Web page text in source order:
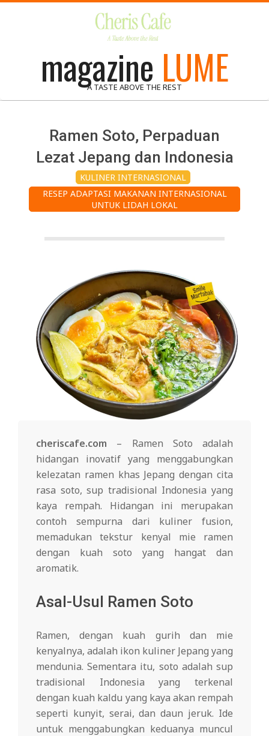
magazine LUME
A TASTE ABOVE THE REST
Ramen Soto, Perpaduan
Lezat Jepang dan Indonesia
KULINER INTERNASIONAL
RESEP ADAPTASI MAKANAN INTERNASIONAL
UNTUK LIDAH LOKAL
cheriscafe.com – Ramen Soto adalah
hidangan inovatif yang menggabungkan
kelezatan ramen khas Jepang dengan cita
rasa soto, sup tradisional Indonesia yang
kaya rempah. Hidangan ini merupakan
contoh sempurna dari kuliner fusion,
memadukan tekstur kenyal mie ramen
dengan kuah soto yang hangat dan
aromatik.
Asal-Usul Ramen Soto
Ramen, dengan kuah gurih dan mie
kenyalnya, adalah ikon kuliner Jepang yang
mendunia. Sementara itu, soto adalah sup
tradisional Indonesia yang terkenal
dengan kuah kaldu yang kaya akan rempah
seperti kunyit, serai, dan daun jeruk. Ide
untuk menggabungkan keduanya muncul